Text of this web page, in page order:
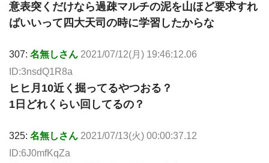
意表突くだけなら過疎マルチの泥を山ほど要求すれ
ばいいって四大天司の時に学習したからな
307: 名無しさん 2021/07/12(月) 19:46:12.06
ID:3nsdQ1R8a
ヒヒ月10近く掘ってるやつおる？
1日どれくらい回してるの？
325: 名無しさん 2021/07/13(火) 00:00:37.12
ID:6J0mfKqZa